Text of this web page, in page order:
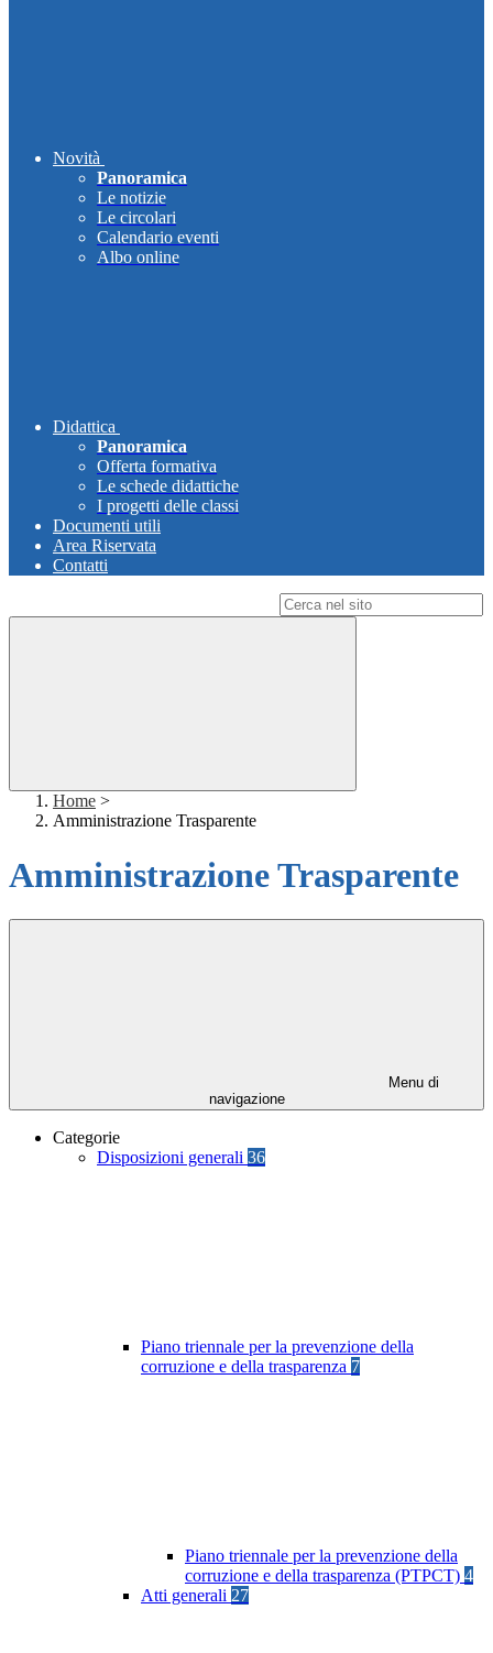
Novità
Panoramica
Le notizie
Le circolari
Calendario eventi
Albo online
Didattica
Panoramica
Offerta formativa
Le schede didattiche
I progetti delle classi
Documenti utili
Area Riservata
Contatti
Home >
Amministrazione Trasparente
Amministrazione Trasparente
Menu di
navigazione
Categorie
Disposizioni generali 36
Piano triennale per la prevenzione della
corruzione e della trasparenza 7
Piano triennale per la prevenzione della
corruzione e della trasparenza (PTPCT) 4
Atti generali 27